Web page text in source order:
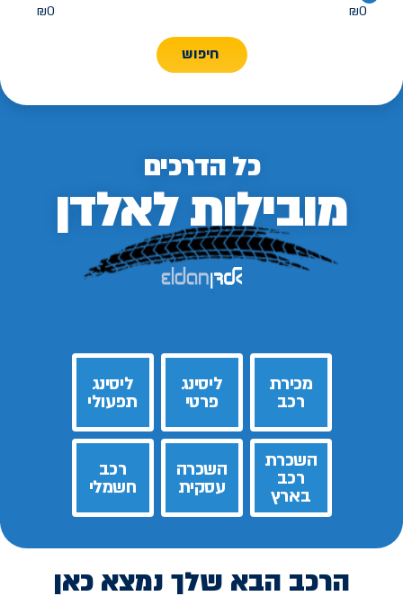
₪0
₪0
חיפוש
כל הדרכים
מובילות לאלדן
מכירת
רכב
ליסינג
פרטי
ליסינג
תפעולי
השכרת
רכב
בארץ
השכרה
עסקית
רכב
חשמלי
הרכב הבא שלך נמצא כאן